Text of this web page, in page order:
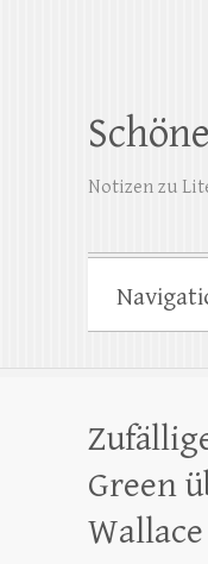
Notizen zu
Green
Wallace